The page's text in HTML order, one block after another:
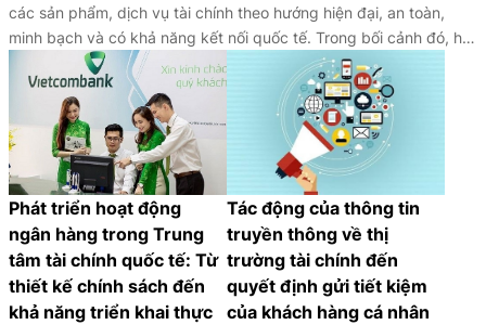
các sản phẩm, dịch vụ tài chính theo hướng hiện đại, an toàn,
minh bạch và có khả năng kết nối quốc tế. Trong bối cảnh đó, hệ
sinh thái sản phẩm, dịch vụ ngân hàng trên nền tảng số giữ vai
trò then chốt; không chỉ hỗ trợ thanh toán, quản lý dòng tiền, giao
dịch ngoại hối, tài trợ thương mại, mà còn góp phần nâng cao
năng lực cạnh tranh của thị trường tài chính, cải thiện môi trường
đầu tư và thúc đẩy phát triển kinh tế số.
Phát triển hoạt động
ngân hàng trong Trung
tâm tài chính quốc tế: Từ
thiết kế chính sách đến
khả năng triển khai thực
Tác động của thông tin
truyền thông về thị
trường tài chính đến
quyết định gửi tiết kiệm
của khách hàng cá nhân